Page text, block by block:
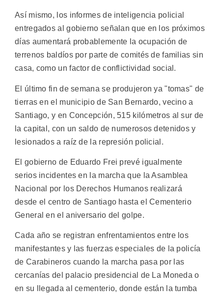
Así mismo, los informes de inteligencia policial
entregados al gobierno señalan que en los próximos
días aumentará probablemente la ocupación de
terrenos baldíos por parte de comités de familias sin
casa, como un factor de conflictividad social.
El último fin de semana se produjeron ya "tomas" de
tierras en el municipio de San Bernardo, vecino a
Santiago, y en Concepción, 515 kilómetros al sur de
la capital, con un saldo de numerosos detenidos y
lesionados a raíz de la represión policial.
El gobierno de Eduardo Frei prevé igualmente
serios incidentes en la marcha que la Asamblea
Nacional por los Derechos Humanos realizará
desde el centro de Santiago hasta el Cementerio
General en el aniversario del golpe.
Cada año se registran enfrentamientos entre los
manifestantes y las fuerzas especiales de la policía
de Carabineros cuando la marcha pasa por las
cercanías del palacio presidencial de La Moneda o
en su llegada al cementerio, donde están la tumba